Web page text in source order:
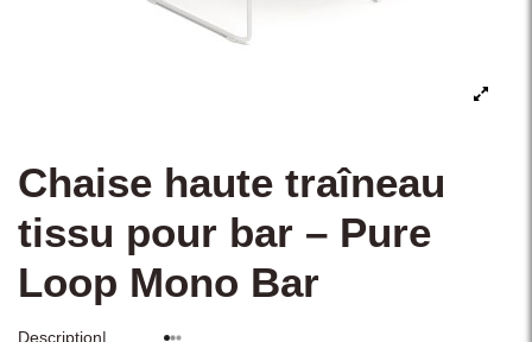
Chaise haute traîneau
tissu pour bar – Pure
Loop Mono Bar
Description|